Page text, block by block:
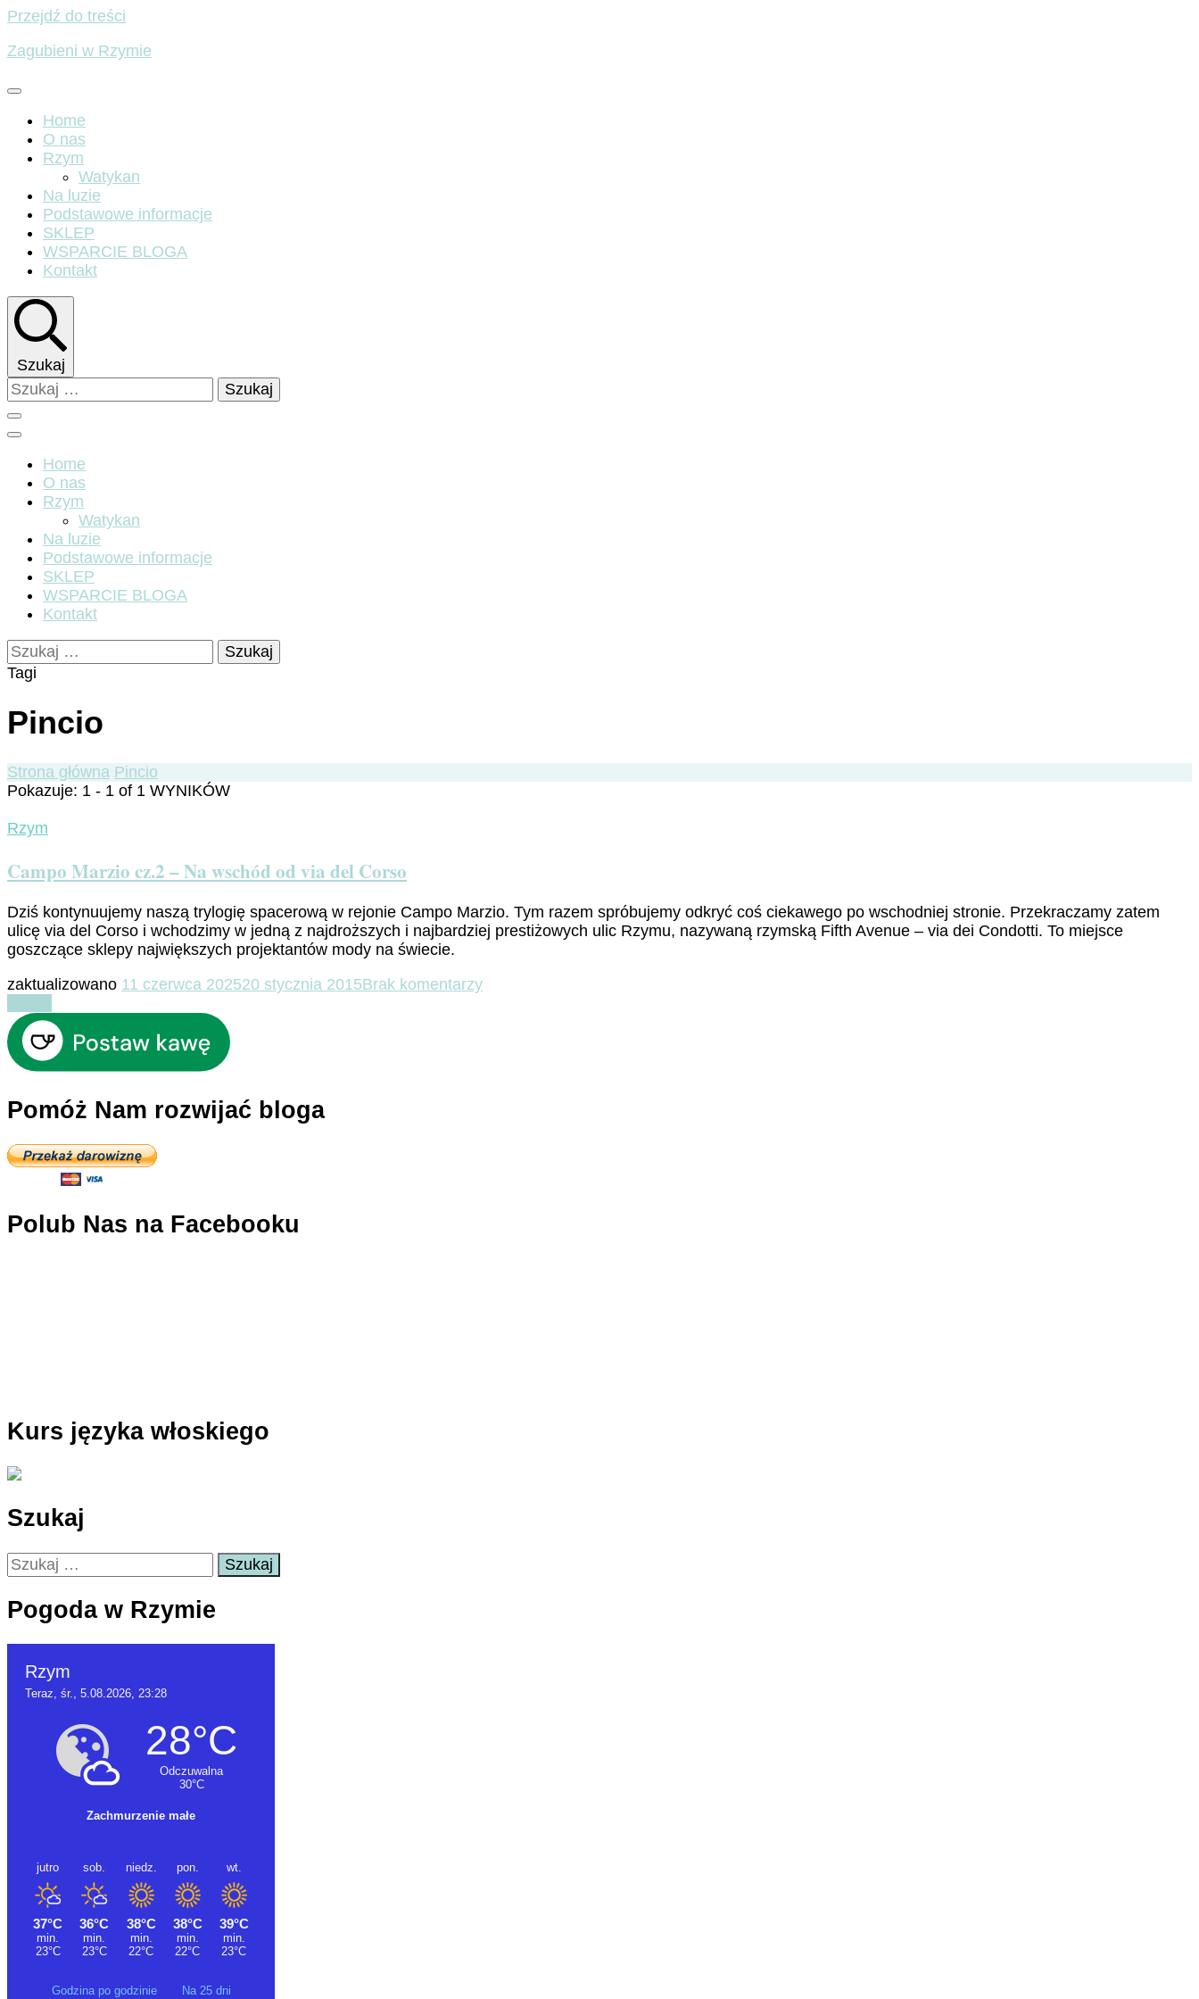
Przejdź do treści
Zagubieni w Rzymie
Home
O nas
Rzym
Watykan
Na luzie
Podstawowe informacje
SKLEP
WSPARCIE BLOGA
Kontakt
Szukaj
Szukaj:
Home
O nas
Rzym
Watykan
Na luzie
Podstawowe informacje
SKLEP
WSPARCIE BLOGA
Kontakt
Szukaj:
Tagi
Pincio
Strona główna Pincio
Pokazuje: 1 - 1 of 1 WYNIKÓW
Rzym
Campo Marzio cz.2 – Na wschód od via del Corso
Dziś kontynuujemy naszą trylogię spacerową w rejonie Campo Marzio. Tym razem spróbujemy odkryć coś ciekawego po wschodniej stronie. Przekraczamy zatem
ulicę via del Corso i wchodzimy w jedną z najdroższych i najbardziej prestiżowych ulic Rzymu, nazywaną rzymską Fifth Avenue – via dei Condotti. To miejsce
goszczące sklepy największych projektantów mody na świecie.
zaktualizowano 11 czerwca 202520 stycznia 2015Brak komentarzydo
Pomóż Nam rozwijać bloga
Polub Nas na Facebooku
Kurs języka włoskiego
Szukaj
Szukaj:
Pogoda w Rzymie
Godzina po godzinie Na 25 dni